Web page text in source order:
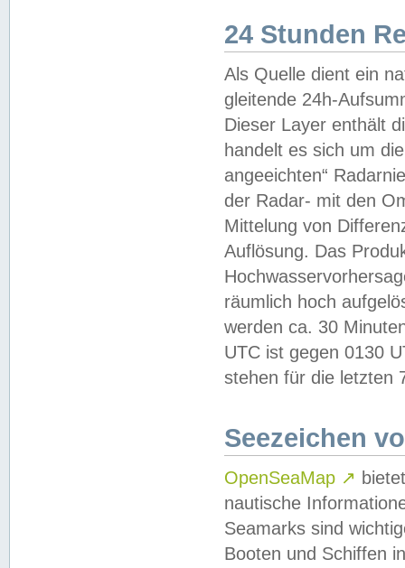
24 Stunden
Als Quelle dient ein
gleitende 24h-
Dieser Layer enthält
handelt es sich um
angeeichten“
der Radar- mit den
Mittelung von
Auflösung. Das
räumlich hoch
werden ca. 30
UTC ist gegen 0130
stehen für die letzten
Seezeichen
OpenSeaMap ↗
nautische
Seamarks sind
Booten und Schiffen